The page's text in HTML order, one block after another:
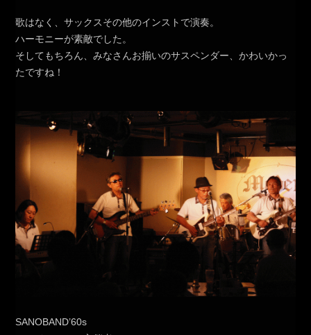
歌はなく、サックスその他のインストで演奏。
ハーモニーが素敵でした。
そしてもちろん、みなさんお揃いのサスペンダー、かわいかっ
たですね！
SANOBAND’60s